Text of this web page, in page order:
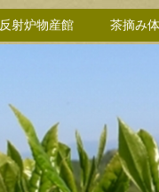
反射炉物産館 茶摘み